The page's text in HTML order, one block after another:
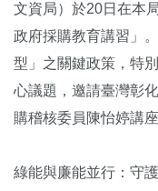
文資局）於20日在本
政府採購教育講習」
型」之關鍵政策，特
心議題，邀請臺灣彰
購稽核委員陳怡婷講
綠能與廉能並行：守